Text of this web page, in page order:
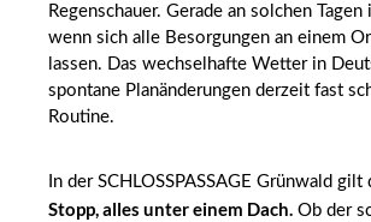
Regenschauer. Gerade an solchen
wenn sich alle Besorgungen an einem
lassen. Das wechselhafte Wetter in
spontane Planänderungen derzeit fast
Routine.
In der SCHLOSSPASSAGE Grünwald gilt
Stopp, alles unter einem Dach. Ob der